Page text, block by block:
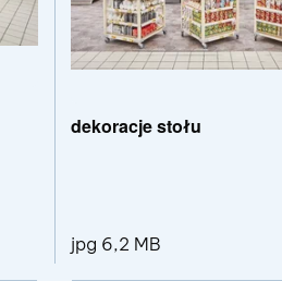
Pokaż szczegóły pliku pościel
dekoracje stołu
jpg 6,2 MB